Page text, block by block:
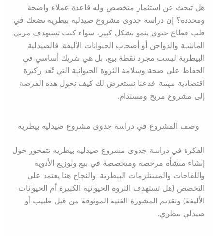
هل تبحث عن استثمار متخصص وله قاعدة عملاء واضحة
ومحددة؟ إن دراسة جدوى مشروع صيدليه بيطريه تضعك في
قلب قطاع حيوي ينمو بشكل كبير، سواء كنت تستهدف مربي
الماشية والدواجن أو أصحاب الحيوانات الأليفة. فالصيدلية
البيطرية ليست مجرد نقطة بيع، بل هي شريك أساسي في
الحفاظ على صحة وسلامة الثروة الحيوانية التي تُعد ركيزة
اقتصادية مهمة. فدعنا نستعرض لك كيف نحول هذه الفرصة
إلى مشروع مربح ومستدام.
وصف المشروع في دراسة جدوى مشروع صيدليه بيطريه
الفكرة في دراسة جدوى مشروع صيدليه بيطريه تتمحور حول
إنشاء منشأة مرخصة ومتخصصة في بيع وتوزيع الأدوية
واللقاحات والمستلزمات البيطرية. والنجاح هنا يعتمد على
التخصص (هل تستهدف الثروة الحيوانية الكبيرة أم الحيوانات
الأليفة) وتقديم المشورة الفنية الموثوقة من قبل طبيب أو
صيدلي بيطري.